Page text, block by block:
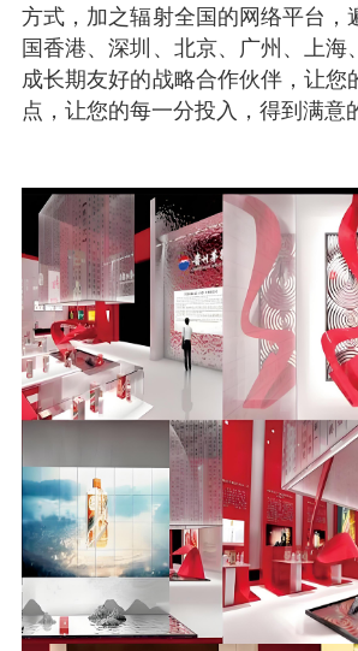
方式，加之辐射全国的网络平台
国香港、深圳、北京、广州、上
成长期友好的战略合作伙伴，让
点，让您的每一分投入，得到满意